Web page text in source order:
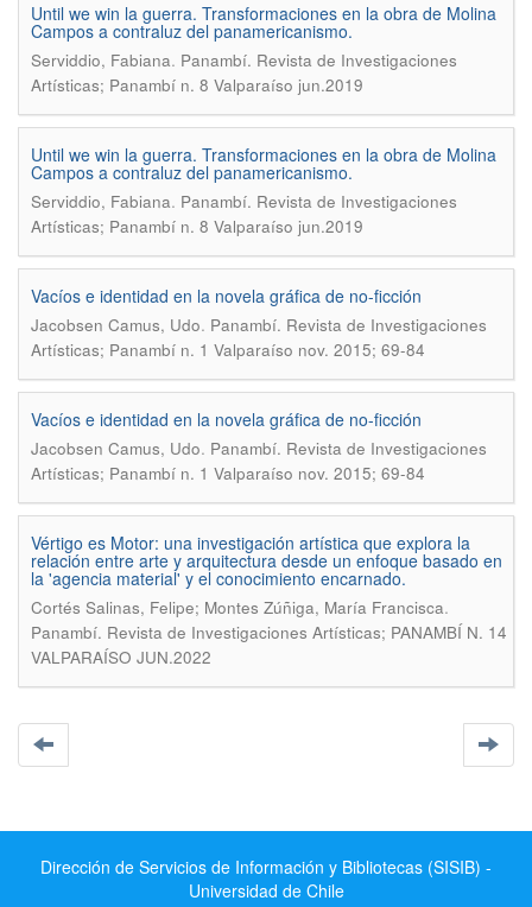
Until we win la guerra. Transformaciones en la obra de Molina
Campos a contraluz del panamericanismo.
Serviddio, Fabiana. Panambí. Revista de Investigaciones
Artísticas; Panambí n. 8 Valparaíso jun.2019
Until we win la guerra. Transformaciones en la obra de Molina
Campos a contraluz del panamericanismo.
Serviddio, Fabiana. Panambí. Revista de Investigaciones
Artísticas; Panambí n. 8 Valparaíso jun.2019
Vacíos e identidad en la novela gráfica de no-ficción
Jacobsen Camus, Udo. Panambí. Revista de Investigaciones
Artísticas; Panambí n. 1 Valparaíso nov. 2015; 69-84
Vacíos e identidad en la novela gráfica de no-ficción
Jacobsen Camus, Udo. Panambí. Revista de Investigaciones
Artísticas; Panambí n. 1 Valparaíso nov. 2015; 69-84
Vértigo es Motor: una investigación artística que explora la
relación entre arte y arquitectura desde un enfoque basado en
la 'agencia material' y el conocimiento encarnado.
Cortés Salinas, Felipe; Montes Zúñiga, María Francisca.
Panambí. Revista de Investigaciones Artísticas; PANAMBÍ N. 14
VALPARAÍSO JUN.2022
Dirección de Servicios de Información y Bibliotecas (SISIB) -
Universidad de Chile